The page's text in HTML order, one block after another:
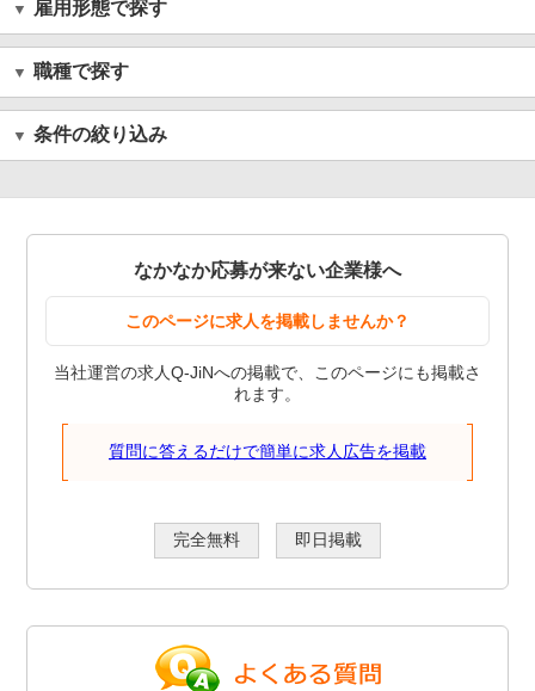
雇用形態で探す
職種で探す
条件の絞り込み
なかなか応募が来ない企業様へ
このページに求人を掲載しませんか？
当社運営の求人Q-JiNへの掲載で、このページにも掲載さ
れます。
質問に答えるだけで簡単に求人広告を掲載
完全無料 即日掲載